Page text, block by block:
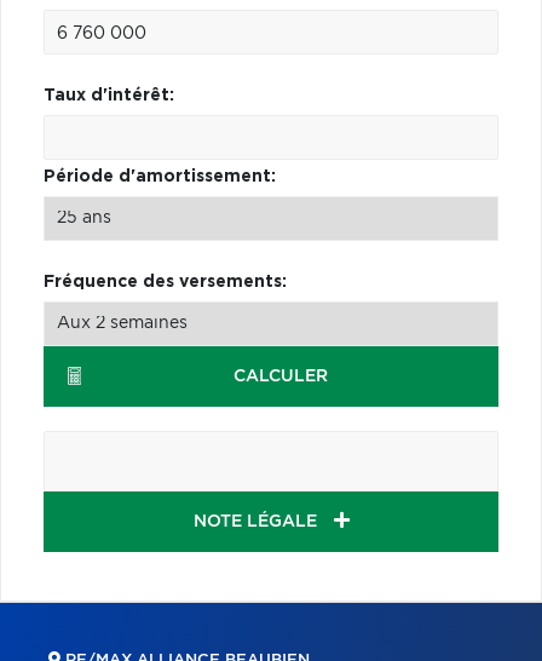
Taux d'intérêt:
Période d'amortissement:
Fréquence des versements:
CALCULER
NOTE LÉGALE